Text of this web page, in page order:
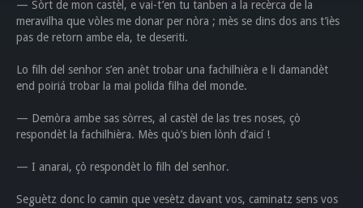
— Sòrt de mon castèl, e vai-t’en tu tanben a la recèrca de la
meravilha que vòles me donar per nòra ; mès se dins dos ans t’iès
pas de retorn ambe ela, te deseriti.
Lo filh del senhor s’en anèt trobar una fachilhièra e li damandèt
end poiriá trobar la mai polida filha del monde.
— Demòra ambe sas sòrres, al castèl de las tres noses, çò
respondèt la fachilhièra. Mès quò’s bien lònh d’aicí !
— I anarai, çò respondèt lo filh del senhor.
Seguètz donc lo camin que vesètz davant vos, caminatz sens vos